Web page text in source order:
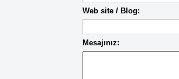
Web site / Blog:
Mesajınız: